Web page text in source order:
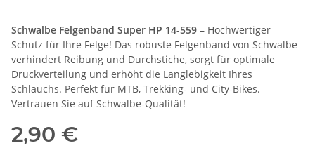
Schwalbe Felgenband Super HP 14-559 – Hochwertiger
Schutz für Ihre Felge! Das robuste Felgenband von Schwalbe
verhindert Reibung und Durchstiche, sorgt für optimale
Druckverteilung und erhöht die Langlebigkeit Ihres
Schlauchs. Perfekt für MTB, Trekking- und City-Bikes.
Vertrauen Sie auf Schwalbe-Qualität!
2,90 €